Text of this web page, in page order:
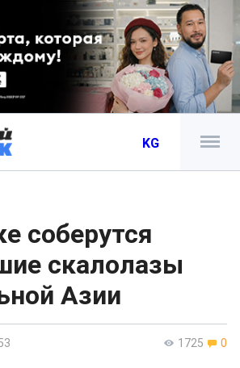
KG
соберутся
скалолазы
Азии
1725 0